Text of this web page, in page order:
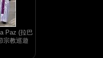
Paz (拉巴
宗教巡遊